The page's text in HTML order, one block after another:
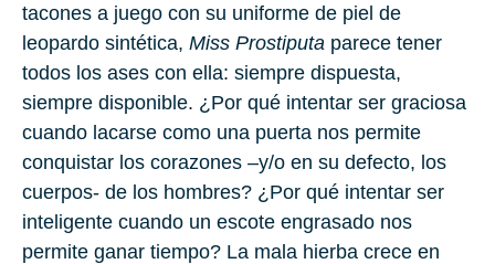
tacones a juego con su uniforme de piel de
leopardo sintética, Miss Prostiputa parece tener
todos los ases con ella: siempre dispuesta,
siempre disponible. ¿Por qué intentar ser graciosa
cuando lacarse como una puerta nos permite
conquistar los corazones –y/o en su defecto, los
cuerpos- de los hombres? ¿Por qué intentar ser
inteligente cuando un escote engrasado nos
permite ganar tiempo? La mala hierba crece en